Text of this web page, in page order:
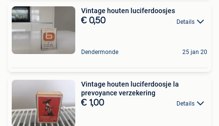
Vintage houten luciferdoosjes
€ 0,50 Details
Dendermonde 25 jan 20
Vintage houten luciferdoosje la
prevoyance verzekering
€ 1,00 Details